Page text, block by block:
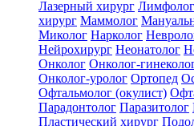
Лазерный хирург Лимфолог
хирург Маммолог
Миколог Нарколог
Нейрохирург Неонатолог
Онколог Онколог-
Онколог-уролог Ортопед
Офтальмолог (окулист)
Парадонтолог Паразитолог
Пластический хирург